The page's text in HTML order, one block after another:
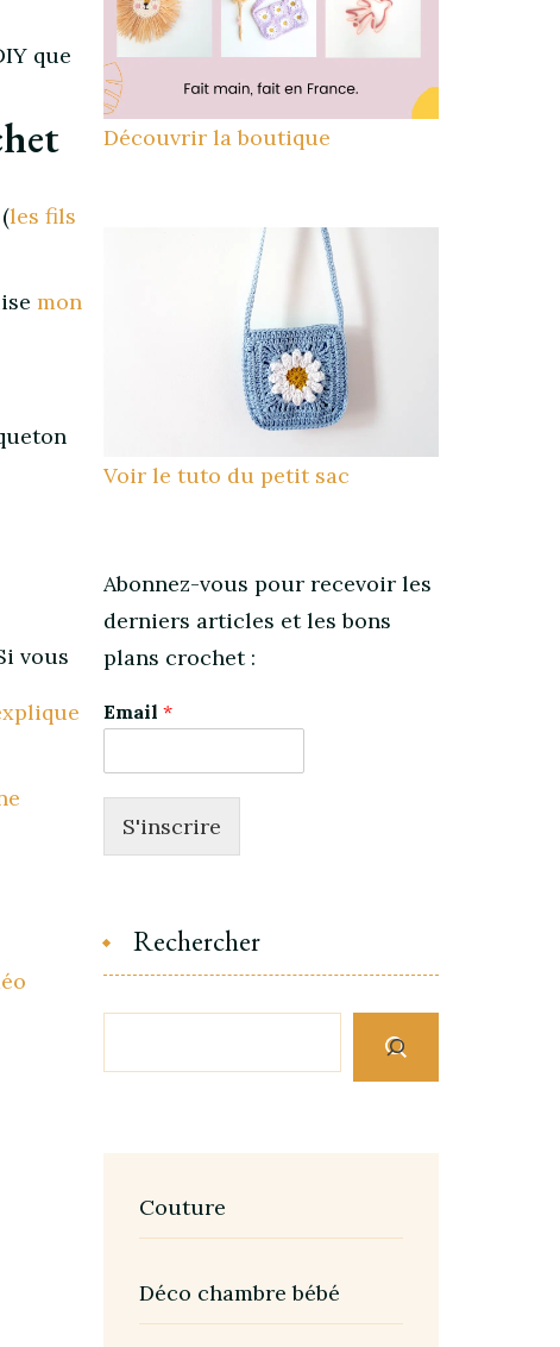
que
les fils
mon
vous
Découvrir la boutique
Voir le tuto du petit sac
Abonnez-vous pour recevoir les
derniers articles et les bons
plans crochet :
Email *
S'inscrire
Rechercher
Couture
Déco chambre bébé